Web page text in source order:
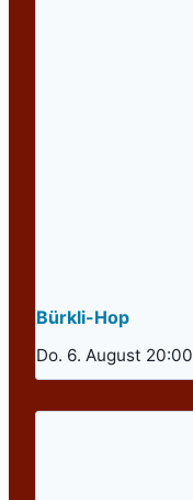
Bürkli-Hop
Do. 6. August 20:00